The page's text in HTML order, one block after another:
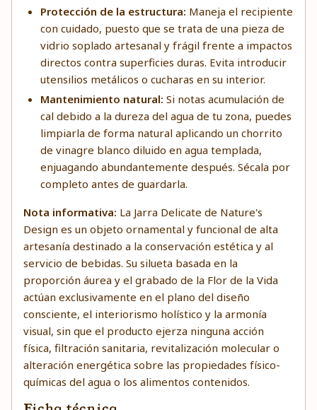
Protección de la estructura: Maneja el recipiente
con cuidado, puesto que se trata de una pieza de
vidrio soplado artesanal y frágil frente a impactos
directos contra superficies duras. Evita introducir
utensilios metálicos o cucharas en su interior.
Mantenimiento natural: Si notas acumulación de
cal debido a la dureza del agua de tu zona, puedes
limpiarla de forma natural aplicando un chorrito
de vinagre blanco diluido en agua templada,
enjuagando abundantemente después. Sécala por
completo antes de guardarla.
Nota informativa: La Jarra Delicate de Nature's
Design es un objeto ornamental y funcional de alta
artesanía destinado a la conservación estética y al
servicio de bebidas. Su silueta basada en la
proporción áurea y el grabado de la Flor de la Vida
actúan exclusivamente en el plano del diseño
consciente, el interiorismo holístico y la armonía
visual, sin que el producto ejerza ninguna acción
física, filtración sanitaria, revitalización molecular o
alteración energética sobre las propiedades físico-
químicas del agua o los alimentos contenidos.